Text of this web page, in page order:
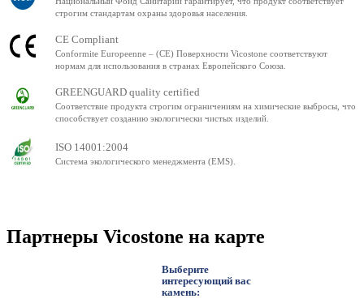
строгим стандартам охраны здоровья населения.
CE Compliant
Conformite Europeenne – (CE) Поверхности Vicostone соответствуют
нормам для использования в странах Европейского Союза.
GREENGUARD quality certified
Соответствие продукта строгим ограничениям на химические выбросы, что
способствует созданию экологически чистых изделий.
ISO 14001:2004
Система экологического менеджмента (EMS).
Партнеры Vicostone на карте
Выберите
интересующий вас
камень: